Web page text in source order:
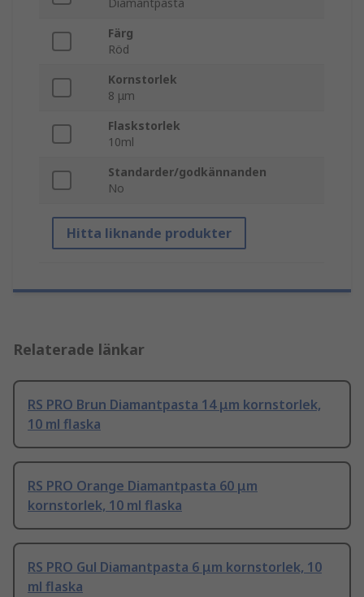
Diamantpasta
Färg
Röd
Kornstorlek
8 μm
Flaskstorlek
10ml
Standarder/godkännanden
No
Hitta liknande produkter
Relaterade länkar
RS PRO Brun Diamantpasta 14 μm kornstorlek,
10 ml flaska
RS PRO Orange Diamantpasta 60 μm
kornstorlek, 10 ml flaska
RS PRO Gul Diamantpasta 6 μm kornstorlek, 10
ml flaska